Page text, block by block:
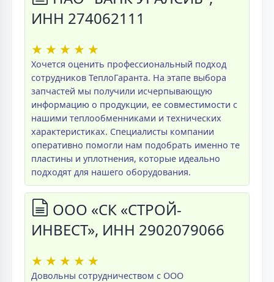
ИНН 274062111
★ ★ ★ ★ ★
Хочется оценить профессиональный подход
сотрудников ТеплоГаранта. На этапе выбора
запчастей мы получили исчерпывающую
информацию о продукции, ее совместимости с
нашими теплообменниками и технических
характеристиках. Специалисты компании
оперативно помогли нам подобрать именно те
пластины и уплотнения, которые идеально
подходят для нашего оборудования.
ООО «СК «СТРОЙ-
ИНВЕСТ», ИНН 2902079066
★ ★ ★ ★ ★
Довольны сотрудничеством с ООО